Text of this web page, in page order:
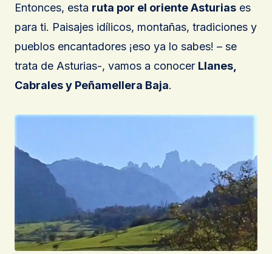
Entonces, esta ruta por el oriente Asturias es
para ti. Paisajes idílicos, montañas, tradiciones y
pueblos encantadores ¡eso ya lo sabes! – se
trata de Asturias-, vamos a conocer Llanes,
Cabrales y Peñamellera Baja.